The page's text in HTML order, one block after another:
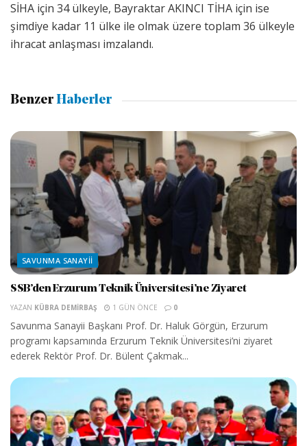
SİHA için 34 ülkeyle, Bayraktar AKINCI TİHA için ise
şimdiye kadar 11 ülke ile olmak üzere toplam 36 ülkeyle
ihracat anlaşması imzalandı.
Benzer Haberler
SAVUNMA SANAYII
SSB’den Erzurum Teknik Üniversitesi’ne Ziyaret
YAZAN KÜBRA DEMIRBAŞ 1 GÜN ÖNCE 0
Savunma Sanayii Başkanı Prof. Dr. Haluk Görgün, Erzurum
programı kapsamında Erzurum Teknik Üniversitesi’ni ziyaret
ederek Rektör Prof. Dr. Bülent Çakmak...